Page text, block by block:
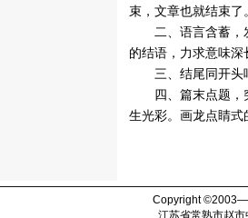
束，文章也就结束了
二、语言含蓄，发
的结语，力求意味深
三、结尾同开头呼
四、篇末点题，突
生光彩。画龙点睛
Copyright
江苏省常熟市赵